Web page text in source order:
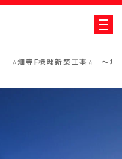
⭐畑寺F様邸新築工事⭐ ～地